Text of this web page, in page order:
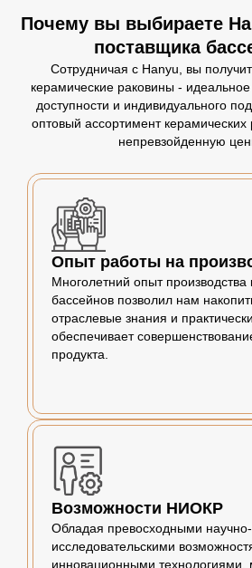
Почему вы выбираете
поставщика
Сотрудничая с Hanyu, вы
керамические раковины - идеальное
доступности и индивидуального
оптовый ассортимент керамических
непревзойденную
Опыт работы на
Многолетний опыт производства
бассейнов позволил нам
отраслевые знания и
обеспечивает
продукта.
Возможности НИОКР
Обладая превосходными научно-
исследовательскими
инновационными